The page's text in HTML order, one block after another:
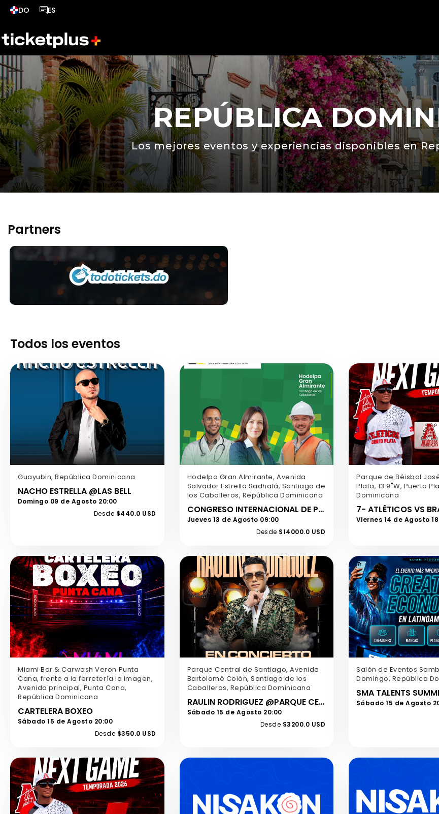
DO
País seleccionado, cambiar país
ES
Idioma seleccionado, cambiar idioma
REPÚBLICA
Los mejores eventos y experiencias disponibles en
Partners
Todos los eventos
Guayubin, República Dominicana
NACHO ESTRELLA @LAS BELL
Domingo 09 de Agosto 20:00
Desde $440.0 USD
Hodelpa Gran Almirante, Avenida
Salvador Estrella Sadhalá, Santiago de
los Caballeros, República Dominicana
CONGRESO INTERNACIONAL DE PREVENCION & GESTION DE RIESGOS LABORALES
Jueves 13 de Agosto 09:00
Desde $14000.0 USD
Parque de Béisbol
Plata, 13.9"W, Puerto
Dominicana
Viernes 14 de Agosto
Miami Bar & Carwash Veron Punta
Cana, frente a la ferretería la imagen,
Avenida principal, Punta Cana,
República Dominicana
CARTELERA BOXEO
Sábado 15 de Agosto 20:00
Desde $350.0 USD
Parque Central de Santiago, Avenida
Bartolomé Colón, Santiago de los
Caballeros, República Dominicana
RAULIN RODRIGUEZ @PARQUE CENTRAL
Sábado 15 de Agosto 20:00
Desde $3200.0 USD
Salón de Eventos
Domingo, República
SMA TALENTS
Sábado 15 de Agosto